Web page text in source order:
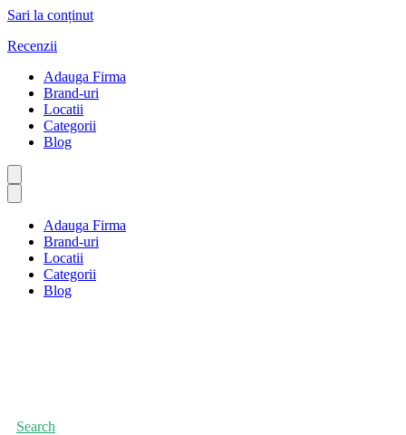
Sari la conținut
Recenzii
Adauga Firma
Brand-uri
Locatii
Categorii
Blog
Adauga Firma
Brand-uri
Locatii
Categorii
Blog
Search